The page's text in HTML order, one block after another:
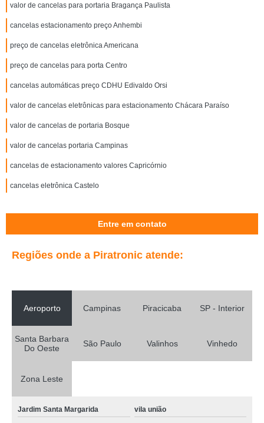
valor de cancelas para portaria Bragança Paulista
cancelas estacionamento preço Anhembi
preço de cancelas eletrônica Americana
preço de cancelas para porta Centro
cancelas automáticas preço CDHU Edivaldo Orsi
valor de cancelas eletrônicas para estacionamento Chácara Paraíso
valor de cancelas de portaria Bosque
valor de cancelas portaria Campinas
cancelas de estacionamento valores Capricórnio
cancelas eletrônica Castelo
Entre em contato
Regiões onde a Piratronic atende:
Aeroporto Campinas Piracicaba SP - Interior
Santa Barbara
Do Oeste
São Paulo Valinhos Vinhedo
Zona Leste
Jardim Santa Margarida vila união